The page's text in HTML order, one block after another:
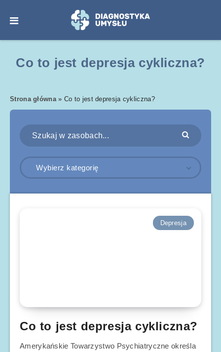
Co to jest depresja cykliczna?
Strona główna» Co to jest depresja cykliczna?
Wybierz kategorię
Depresja
Co to jest depresja cykliczna?
Amerykańskie Towarzystwo Psychiatryczne określa